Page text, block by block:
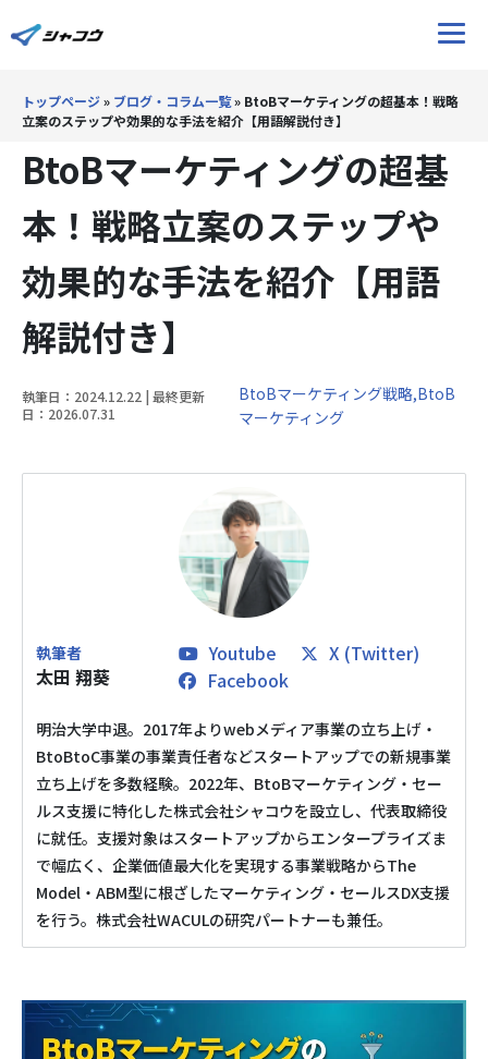
ホーム
サービス
ブログ
トップページ» ブログ・コラム一覧» BtoBマーケティングの超基本！戦略
立案のステップや効果的な手法を紹介【用語解説付き】
BtoBマーケティングの超基
本！戦略立案のステップや
効果的な手法を紹介【用語
解説付き】
執筆日：2024.12.22 | 最終更新
日：2026.07.31
BtoBマーケティング戦略,BtoB
マーケティング
太田 翔葵
Youtube
X (Twitter)
Facebook
明治大学中退。2017年よりwebメディア事業の立ち上げ・
BtoBtoC事業の事業責任者などスタートアップでの新規事業
立ち上げを多数経験。2022年、BtoBマーケティング・セー
ルス支援に特化した株式会社シャコウを設立し、代表取締役
に就任。支援対象はスタートアップからエンタープライズま
で幅広く、企業価値最大化を実現する事業戦略からThe
Model・ABM型に根ざしたマーケティング・セールスDX支援
を行う。株式会社WACULの研究パートナーも兼任。